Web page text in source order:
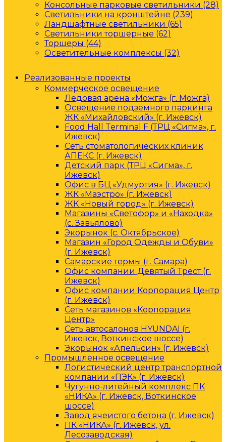
Консольные парковые светильники (28)
Светильники на кронштейне (239)
Ландшафтные светильники (65)
Светильники торшерные (62)
Торшеры (44)
Осветительные комплексы (32)
Реализованные проекты
Коммерческое освещение
Ледовая арена «Можга» (г. Можга)
Освещение подземного паркинга
ЖК «Михайловский» (г. Ижевск)
Food Hall Terminal F (ТРЦ «Сигма», г.
Ижевск)
Сеть стоматологических клиник
АПЕКС (г. Ижевск)
Детский парк (ТРЦ «Сигма», г.
Ижевск)
Офис в БЦ «Удмуртия» (г. Ижевск)
ЖК «Маэстро» (г. Ижевск)
ЖК «Новый город» (г. Ижевск)
Магазины «Светофор» и «Находка»
(с. Завьялово)
Экорынок (с. Октябрьское)
Магазин «Город Одежды и Обуви»
(г. Ижевск)
Самарские термы (г. Самара)
Офис компании Девятый Трест (г.
Ижевск)
Офис компании Корпорация Центр
(г. Ижевск)
Сеть магазинов «Корпорация
Центр»
Сеть автосалонов HYUNDAI (г.
Ижевск, Воткинское шоссе)
Экорынок «Апельсин» (г. Ижевск)
Промышленное освещение
Логистический центр транспортной
компании «ПЭК» (г. Ижевск)
Чугунно-литейный комплекс ПК
«НИКА» (г. Ижевск, Воткинское
шоссе)
Завод ячеистого бетона (г. Ижевск)
ПК «НИКА» (г. Ижевск, ул.
Лесозаводская)